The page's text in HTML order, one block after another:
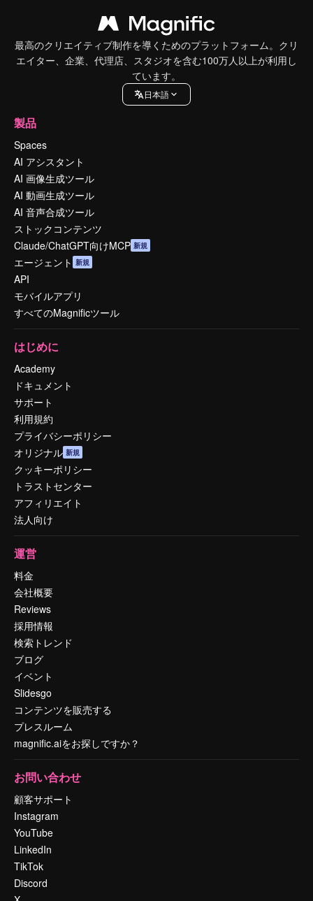
最高のクリエイティブ制作を導くためのプラットフォーム。クリ
エイター、企業、代理店、スタジオを含む100万人以上が利用し
ています。
日本語
製品
Spaces
AI アシスタント
AI 画像生成ツール
AI 動画生成ツール
AI 音声合成ツール
ストックコンテンツ
Claude/ChatGPT向けMCP 新規
エージェント 新規
API
モバイルアプリ
すべてのMagnificツール
はじめに
Academy
ドキュメント
サポート
利用規約
プライバシーポリシー
オリジナル 新規
クッキーポリシー
トラストセンター
アフィリエイト
法人向け
運営
料金
会社概要
Reviews
採用情報
検索トレンド
ブログ
イベント
Slidesgo
コンテンツを販売する
プレスルーム
magnific.aiをお探しですか？
お問い合わせ
顧客サポート
Instagram
YouTube
LinkedIn
TikTok
Discord